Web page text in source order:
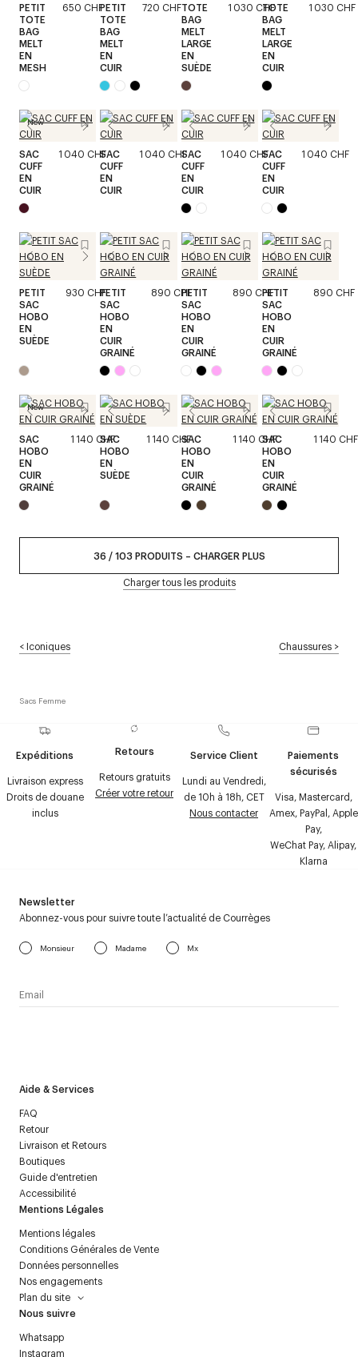
PETIT
TOTE
BAG
MELT
EN
MESH
650 CHFPETIT
TOTE
BAG
MELT
EN
CUIR
720 CHFTOTE
BAG
MELT
LARGE
EN
SUÈDE
1 030 CHFTOTE
BAG
MELT
LARGE
EN
CUIR
1 030 CHF
New
SAC
CUFF
EN
CUIR
1 040 CHFSAC
CUFF
EN
CUIR
1 040 CHFSAC
CUFF
EN
CUIR
1 040 CHFSAC
CUFF
EN
CUIR
1 040 CHF
PETIT
SAC
HOBO
EN
SUÈDE
930 CHFPETIT
SAC
HOBO
EN
CUIR
GRAINÉ
890 CHFPETIT
SAC
HOBO
EN
CUIR
GRAINÉ
890 CHFPETIT
SAC
HOBO
EN
CUIR
GRAINÉ
890 CHF
New
SAC
HOBO
EN
CUIR
GRAINÉ
1 140 CHF
SAC
HOBO
EN
SUÈDE
1 140 CHFSAC
HOBO
EN
CUIR
GRAINÉ
1 140 CHF
SAC
HOBO
EN
CUIR
GRAINÉ
1 140 CHF
36 /103 PRODUITS – CHARGER PLUS
Charger tous les produits
<Iconiques Chaussures >
Sacs Femme
Expéditions
Livraison express
Droits de douane
inclus
Retours
Retours gratuits
Créer votre retour
Service Client
Lundi au Vendredi,
de 10h à 18h, CET
Nous contacter
Paiements
sécurisés
Visa, Mastercard,
Amex, PayPal, Apple
Pay,
WeChat Pay, Alipay,
Klarna
Aide & Services
FAQ
Retour
Livraison et Retours
Boutiques
Guide d'entretien
Accessibilité
Mentions Légales
Mentions légales
Conditions Générales de Vente
Données personnelles
Nos engagements
Plan du site
Nous suivre
Whatsapp
Instagram
Newsletter
Abonnez-vous pour suivre toute l’actualité de Courrèges
Monsieur Madame Mx